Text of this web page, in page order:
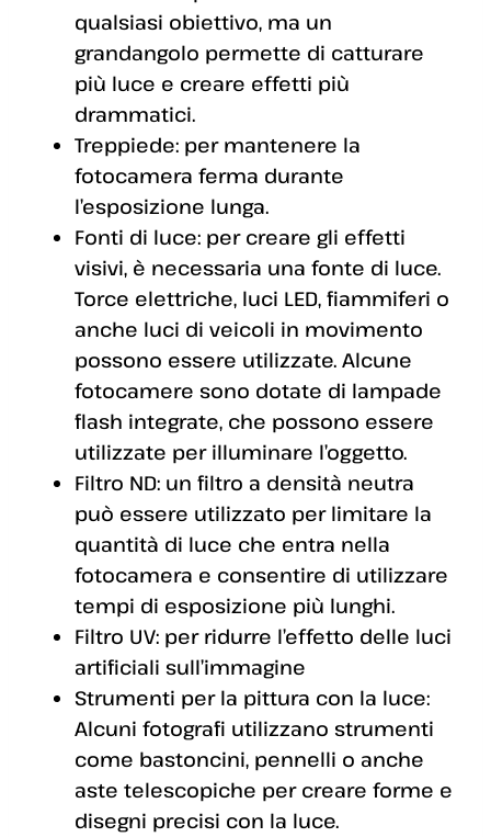
qualsiasi obiettivo, ma un
grandangolo permette di catturare
più luce e creare effetti più
drammatici.
Treppiede: per mantenere la
fotocamera ferma durante
l’esposizione lunga.
Fonti di luce: per creare gli effetti
visivi, è necessaria una fonte di luce.
Torce elettriche, luci LED, fiammiferi o
anche luci di veicoli in movimento
possono essere utilizzate. Alcune
fotocamere sono dotate di lampade
flash integrate, che possono essere
utilizzate per illuminare l’oggetto.
Filtro ND: un filtro a densità neutra
può essere utilizzato per limitare la
quantità di luce che entra nella
fotocamera e consentire di utilizzare
tempi di esposizione più lunghi.
Filtro UV: per ridurre l’effetto delle luci
artificiali sull’immagine
Strumenti per la pittura con la luce:
Alcuni fotografi utilizzano strumenti
come bastoncini, pennelli o anche
aste telescopiche per creare forme e
disegni precisi con la luce.